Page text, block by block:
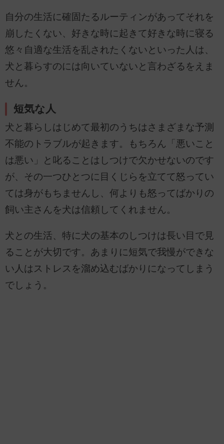
自分の生活に確固たるルーティンがあってそれを
崩したくない、好きな時に起きて好きな時に寝る
悠々自適な生活を乱されたくないといった人は、
犬と暮らすのには向いていないと言わざるをえま
せん。
短気な人
犬と暮らしはじめて最初のうちはさまざまな予測
不能のトラブルが起きます。もちろん「悪いこと
は悪い」と叱ることはしつけで欠かせないのです
が、その一つひとつに目くじらを立てて怒ってい
ては身がもちませんし、何よりも怒ってばかりの
飼い主さんを犬は信頼してくれません。
犬との生活、特に犬の基本のしつけは長い目で見
ることが大切です。あまりに短気で我慢ができな
い人はストレスを溜め込むばかりになってしまう
でしょう。